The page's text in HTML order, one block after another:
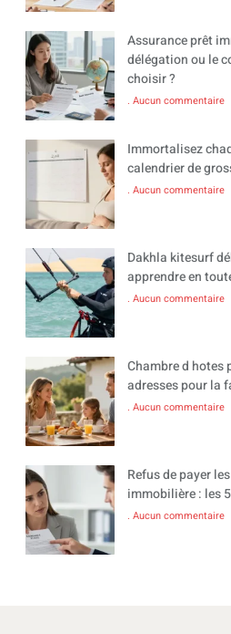
Assurance prêt
délégation ou le
choisir ?
Aucun commentaire
Immortalisez
calendrier de
Aucun commentaire
Dakhla kitesurf
apprendre en
Aucun commentaire
Chambre d hotes
adresses pour la
Aucun commentaire
Refus de payer
immobilière : les
Aucun commentaire